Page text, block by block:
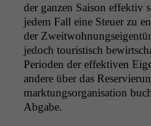
der ganzen Sai­son effek­tiv
jedem Fall eine Steuer zu
der
jedoch touris­tisch
Peri­o­den der effek­tiv­en
andere über das
mark­tung­sor­gan­i­sa­tion
Abgabe.